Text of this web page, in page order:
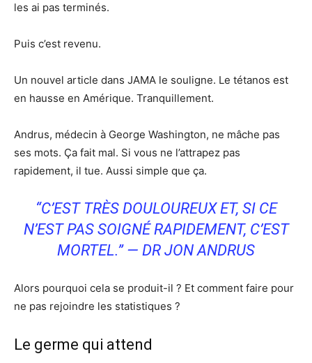
les ai pas terminés.
Puis c’est revenu.
Un nouvel article dans JAMA le souligne. Le tétanos est
en hausse en Amérique. Tranquillement.
Andrus, médecin à George Washington, ne mâche pas
ses mots. Ça fait mal. Si vous ne l’attrapez pas
rapidement, il tue. Aussi simple que ça.
“C’EST TRÈS DOULOUREUX ET, SI CE
N’EST PAS SOIGNÉ RAPIDEMENT, C’EST
MORTEL.” — DR JON ANDRUS
Alors pourquoi cela se produit-il ? Et comment faire pour
ne pas rejoindre les statistiques ?
Le germe qui attend